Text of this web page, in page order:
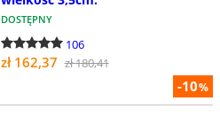
-10%
DOSTĘPNY
106
zł 162,37 zł 180,41